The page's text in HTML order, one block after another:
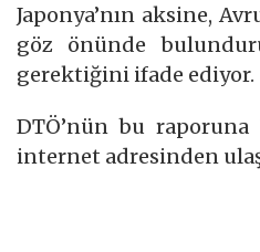
Japonya’nın aksine,
göz önünde
gerektiğini ifade ediyor.
DTÖ’nün bu raporuna
internet adresinden